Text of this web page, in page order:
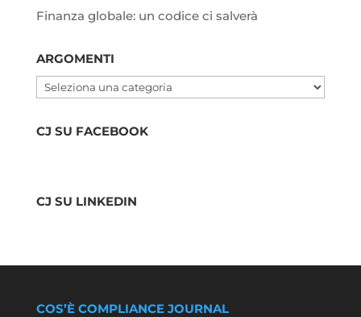
Finanza globale: un codice ci salverà
ARGOMENTI
Argomenti
CJ SU FACEBOOK
CJ SU LINKEDIN
COS’È COMPLIANCE JOURNAL